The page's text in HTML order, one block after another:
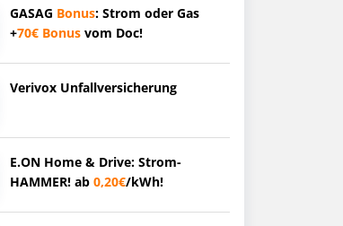
GASAG Bonus: Strom oder Gas
+70€ Bonus vom Doc!
Verivox Unfallversicherung
E.ON Home & Drive: Strom-
HAMMER! ab 0,20€/kWh!